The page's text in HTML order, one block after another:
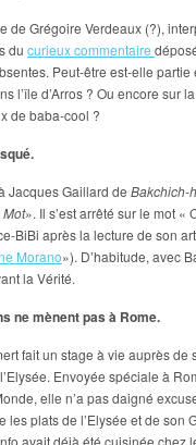
de Grégoire Verdeaux (?),
du curieux commentaire
Peut-être est-elle partie
l’île d’Arros ? Ou encore sur
de baba-cool ?
Jacques Gaillard de Bakchich-
Mot». Il s’est arrêté sur le mot «
BiBi après la lecture de son
Morano»). D’habitude, avec
la Vérité.
ne mènent pas à Rome.
fait un stage à vie auprès de
Envoyée spéciale à
elle n’a pas daigné
les plats de l’Elysée et de son
avait déjà été cuisinée chez